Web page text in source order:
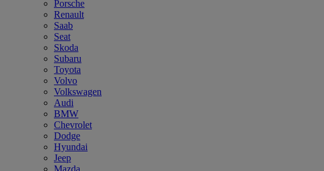
Porsche
Renault
Saab
Seat
Skoda
Subaru
Toyota
Volvo
Volkswagen
Audi
BMW
Chevrolet
Dodge
Hyundai
Jeep
Mazda